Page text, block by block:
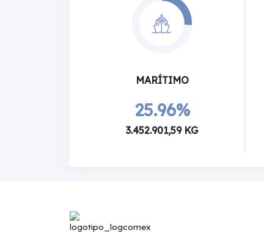
MARÍTIMO
25.96%
3.452.901,59 KG